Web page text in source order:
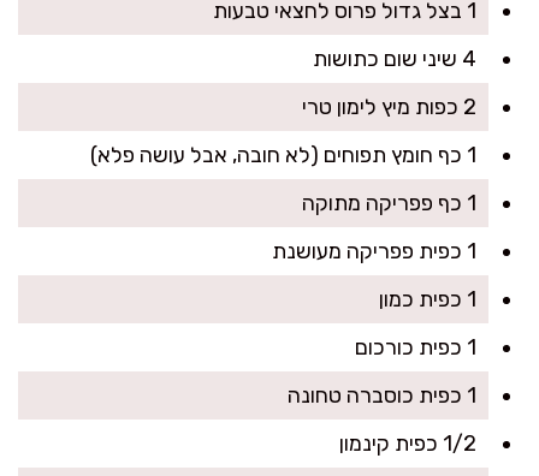
1 בצל גדול פרוס לחצאי טבעות
4 שיני שום כתושות
2 כפות מיץ לימון טרי
1 כף חומץ תפוחים (לא חובה, אבל עושה פלא)
1 כף פפריקה מתוקה
1 כפית פפריקה מעושנת
1 כפית כמון
1 כפית כורכום
1 כפית כוסברה טחונה
1/2 כפית קינמון